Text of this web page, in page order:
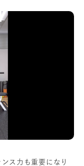
ス力も重要になり